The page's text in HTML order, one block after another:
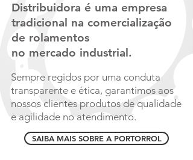
Distribuidora é uma empresa
tradicional na comercialização
de rolamentos
no mercado industrial.
Sempre regidos por uma conduta
transparente e ética, garantimos aos
nossos clientes produtos de qualidade
e agilidade no atendimento.
SAIBA MAIS SOBRE A PORTORROL